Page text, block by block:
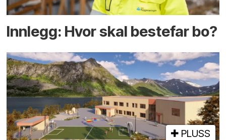
Innlegg: Hvor skal bestefar bo?
PLUSS